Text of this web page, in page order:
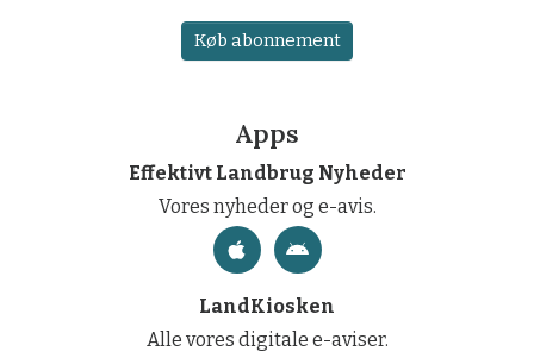
Køb abonnement
Apps
Effektivt Landbrug Nyheder
Vores nyheder og e-avis.
LandKiosken
Alle vores digitale e-aviser.